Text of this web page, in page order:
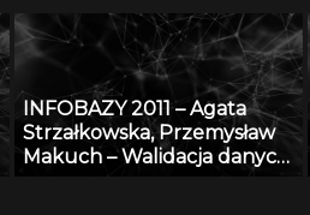
wyszukiwania pojazdów w
bazie danych
INFOBAZY 2011 – Agata
Strzałkowska, Przemysław
Makuch – Walidacja danych